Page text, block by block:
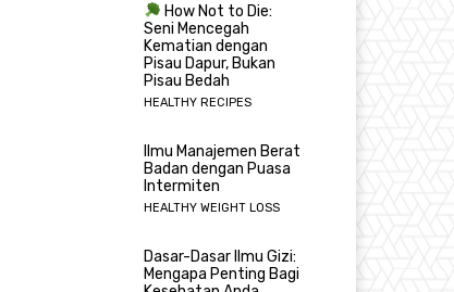
How Not to Die:
Seni Mencegah
Kematian dengan
Pisau Dapur, Bukan
Pisau Bedah
HEALTHY RECIPES
Ilmu Manajemen Berat
Badan dengan Puasa
Intermiten
HEALTHY WEIGHT LOSS
Dasar-Dasar Ilmu Gizi:
Mengapa Penting Bagi